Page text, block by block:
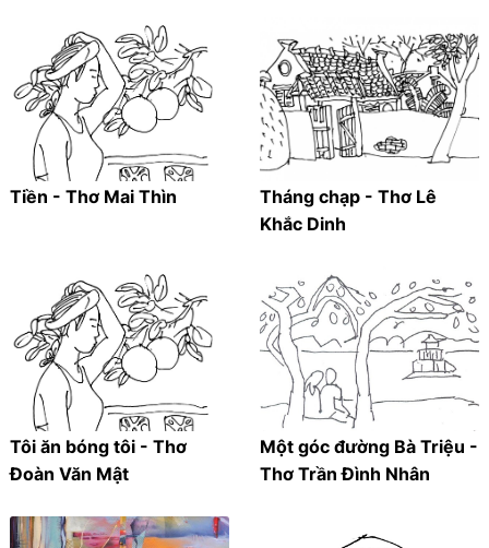
Tiền - Thơ Mai Thìn
Tháng chạp - Thơ Lê
Khắc Dinh
Tôi ăn bóng tôi - Thơ
Đoàn Văn Mật
Một góc đường Bà Triệu -
Thơ Trần Đình Nhân